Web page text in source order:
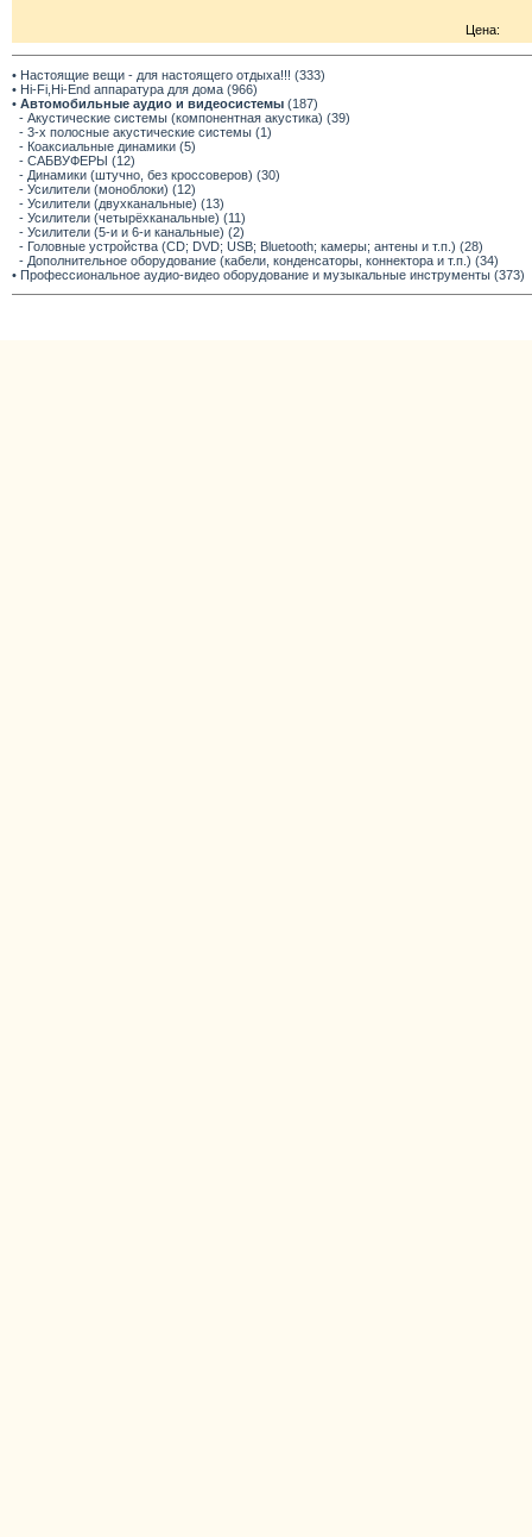
Цена:
• Настоящие вещи - для настоящего отдыха!!! (333)
• Hi-Fi,Hi-End аппаратура для дома (966)
• Автомобильные аудио и видеосистемы (187)
- Акустические системы (компонентная акустика) (39)
- 3-х полосные акустические системы (1)
- Коаксиальные динамики (5)
- САБВУФЕРЫ (12)
- Динамики (штучно, без кроссоверов) (30)
- Усилители (моноблоки) (12)
- Усилители (двухканальные) (13)
- Усилители (четырёхканальные) (11)
- Усилители (5-и и 6-и канальные) (2)
- Головные устройства (CD; DVD; USB; Bluetooth; камеры; антены и т.п.) (28)
- Дополнительное оборудование (кабели, конденсаторы, коннектора и т.п.) (34)
• Профессиональное аудио-видео оборудование и музыкальные инструменты (373)